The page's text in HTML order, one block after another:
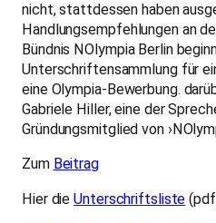
nicht, stattdessen haben
Handlungsempfehlungen an
Bündnis NOlympia Berlin
Unterschriftensammlung für
eine Olympia-Bewerbung.
Gabriele Hiller, eine der
Gründungsmitglied von
Zum Beitrag
Hier dieUnterschriftsliste